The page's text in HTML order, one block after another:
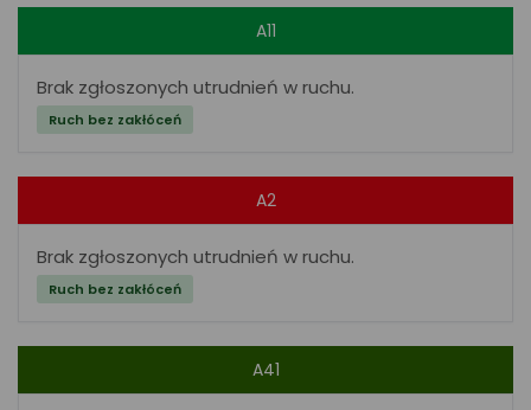
A11
Brak zgłoszonych utrudnień w ruchu.
Ruch bez zakłóceń
A2
Brak zgłoszonych utrudnień w ruchu.
Ruch bez zakłóceń
A41